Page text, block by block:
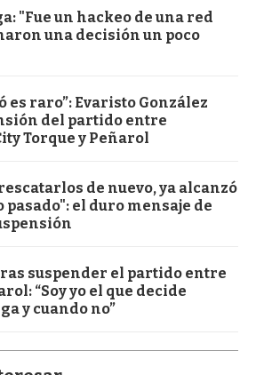
"Fue un hackeo de una red
una decisión un poco
es raro”: Evaristo González
del partido entre
Torque y Peñarol
de nuevo, ya alcanzó
pasado": el duro mensaje de
suspender el partido entre
“Soy yo el que decide
y cuando no”